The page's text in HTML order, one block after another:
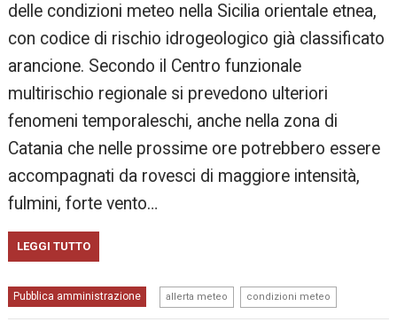
delle condizioni meteo nella Sicilia orientale etnea,
con codice di rischio idrogeologico già classificato
arancione. Secondo il Centro funzionale
multirischio regionale si prevedono ulteriori
fenomeni temporaleschi, anche nella zona di
Catania che nelle prossime ore potrebbero essere
accompagnati da rovesci di maggiore intensità,
fulmini, forte vento…
LEGGI TUTTO
Pubblica amministrazione allerta meteo condizioni meteo